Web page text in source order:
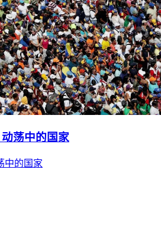
荡中的国家
中的国家